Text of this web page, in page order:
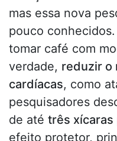
mas essa nova
pouco
tomar café com
verdade, reduzir o
cardíacas, como
pesquisadores
de até três xícaras
efeito protetor,